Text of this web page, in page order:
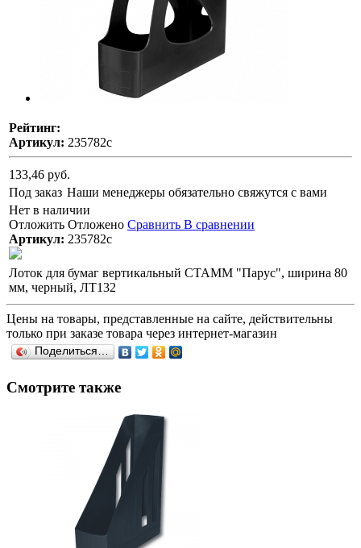
Рейтинг:
Артикул: 235782с
133,46 руб.
Под заказ Наши менеджеры обязательно свяжутся с вами
Нет в наличии
Отложить Отложено Сравнить В сравнении
Артикул: 235782с
Лоток для бумаг вертикальный СТАММ "Парус", ширина 80
мм, черный, ЛТ132
Цены на товары, представленные на сайте, действительны
только при заказе товара через интернет-магазин
Поделиться…
Смотрите также